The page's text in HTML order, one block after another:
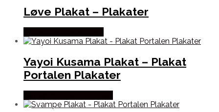
Løve Plakat – Plakater
Yayoi Kusama Plakat – Plakat
Portalen Plakater